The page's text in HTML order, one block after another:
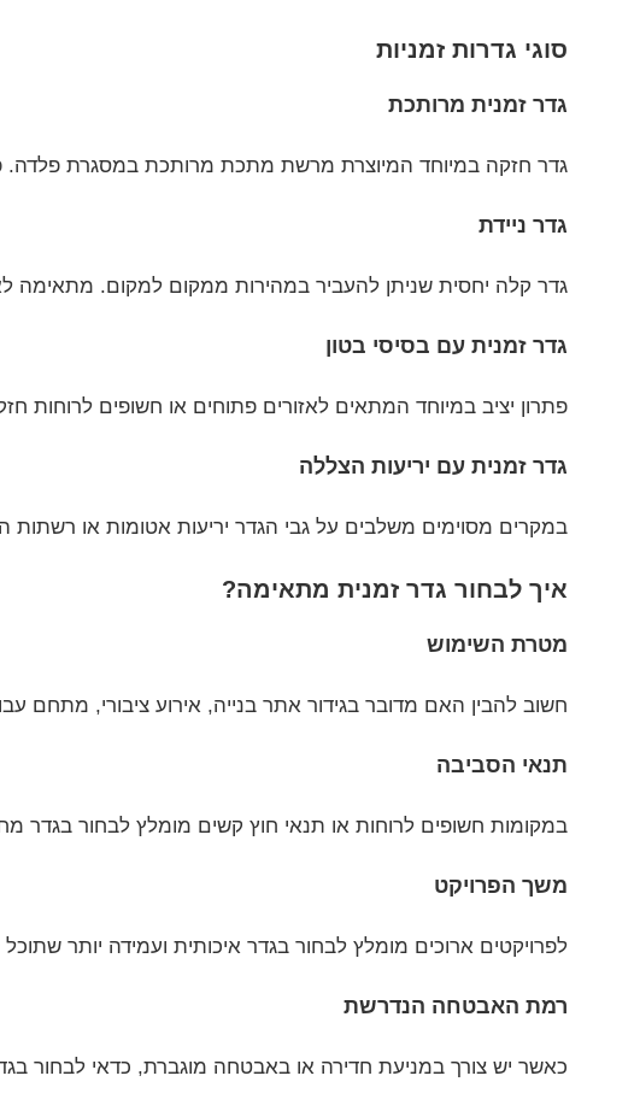
סוגי גדרות זמניות
גדר זמנית מרותכת
גדר חזקה במיוחד המיוצרת מרשת מתכת מרותכת במסגרת פלדה.
גדר ניידת
גדר קלה יחסית שניתן להעביר במהירות ממקום למקום. מתאימה
גדר זמנית עם בסיסי בטון
פתרון יציב במיוחד המתאים לאזורים פתוחים או חשופים לרוחות
גדר זמנית עם יריעות הצללה
במקרים מסוימים משלבים על גבי הגדר יריעות אטומות או
איך לבחור גדר זמנית מתאימה?
מטרת השימוש
חשוב להבין האם מדובר בגידור אתר בנייה, אירוע ציבורי, מתחם
תנאי הסביבה
במקומות חשופים לרוחות או תנאי חוץ קשים מומלץ לבחור בגדר
משך הפרויקט
לפרויקטים ארוכים מומלץ לבחור בגדר איכותית ועמידה יותר
רמת האבטחה הנדרשת
כאשר יש צורך במניעת חדירה או באבטחה מוגברת, כדאי לבחור